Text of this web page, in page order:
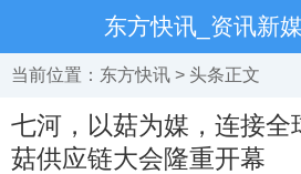
东方快讯_资讯新
当前位置： 东方快讯 > 头条正文
七河，以菇为媒，连接全
菇供应链大会隆重开幕